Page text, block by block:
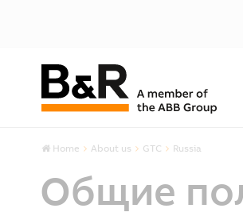
Home About us GTC Russia
Общие